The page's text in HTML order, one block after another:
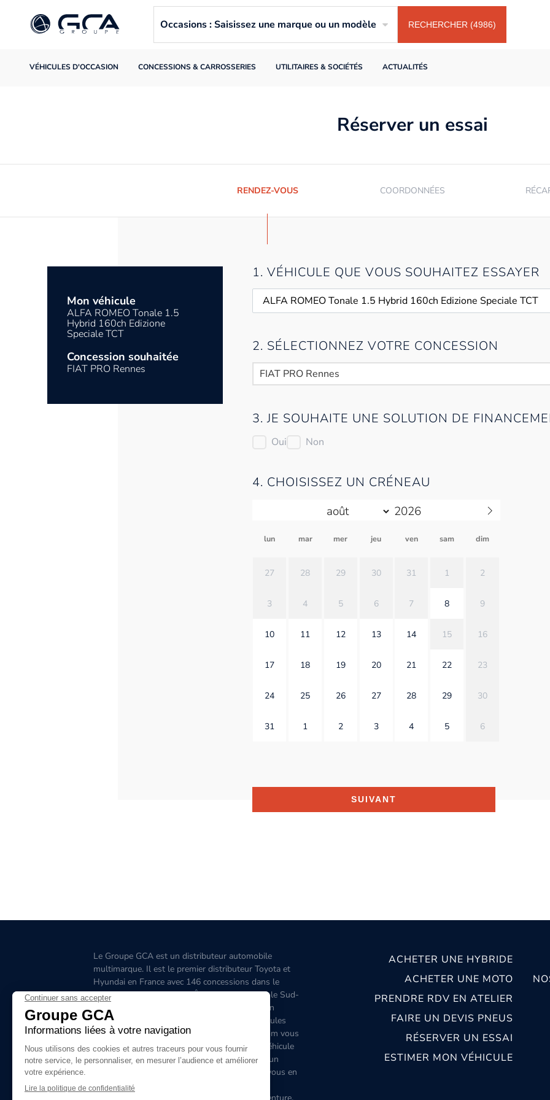
VÉHICULES D'OCCASION CONCESSIONS & CARROSSERIES UTILITAIRES & SOCIÉTÉS ACTUALITÉS
Occasions : Saisissez une marque ou un modèle RECHERCHER (4986)
Réserver un essai
RENDEZ-VOUS COORDONNÉES
Mon véhicule
ALFA ROMEO Tonale 1.5
Hybrid 160ch Edizione
Speciale TCT
Concession souhaitée
FIAT PRO Rennes
1. VÉHICULE QUE VOUS SOUHAITEZ ESSAYER
2. SÉLECTIONNEZ VOTRE CONCESSION
FIAT PRO Rennes
3. JE SOUHAITE UNE SOLUTION DE
Oui Non
4. CHOISISSEZ UN CRÉNEAU
lun mar mer jeu ven sam dim
27 28 29 30 31 1 2
3 4 5 6 7 8 9
10 11 12 13 14 15 16
17 18 19 20 21 22 23
24 25 26 27 28 29 30
31 1 2 3 4 5 6
SUIVANT
Le Groupe GCA est un distributeur automobile
multimarque. Il est le premier distributeur Toyota et
Hyundai en France avec 146 concessions dans le
Grand-Ouest, l’Aquitaine, l'Île-de-France, l'Est, le Sud-
Ouest, le Sud-Est, la Corse et 6 concessions en
Belgique. C'est le premier distributeur de véhicules
hybrides en France. Le site www.groupegca.com vous
permet de trouver facilement votre prochain véhicule
d'occasion. Le réseau Groupe GCA c'est aussi un
service après-vente de qualité, prenez rendez-vous en
ligne.
Le Groupe GCA recrute, lancez-vous dans l'aventure,
ACHETER UNE HYBRIDE
ACHETER UNE MOTO
PRENDRE RDV EN ATELIER
FAIRE UN DEVIS PNEUS
RÉSERVER UN ESSAI
ESTIMER MON VÉHICULE